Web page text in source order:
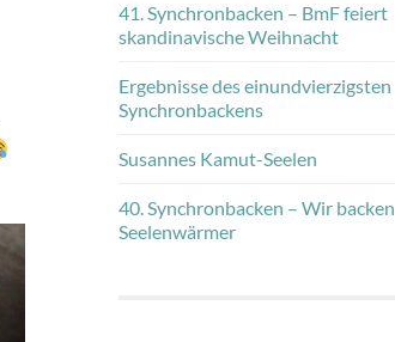
41. Synchronbacken – BmF feiert
skandinavische Weihnacht
Ergebnisse des einundvierzigsten
Synchronbackens
Susannes Kamut-Seelen
40. Synchronbacken – Wir backen
Seelenwärmer